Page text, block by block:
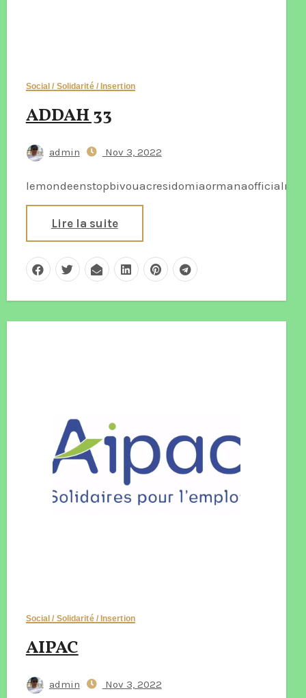
Social / Solidarité / Insertion
ADDAH 33
admin Nov 3, 2022
Lire la suite
Social / Solidarité / Insertion
AIPAC
admin Nov 3, 2022